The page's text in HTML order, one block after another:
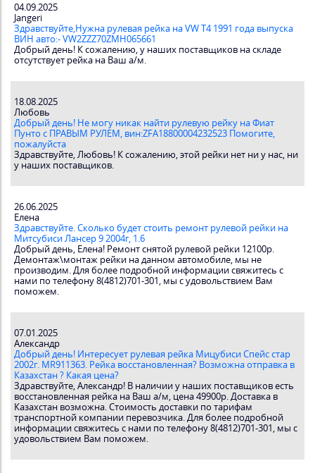
04.09.2025
Jangeri
Здравствуйте,Нужна рулевая рейка на VW T4 1991 года выпуска
ВИН авто:- VW2ZZZ70ZMH065661
Добрый день! К сожалению, у наших поставщиков на складе
отсутствует рейка на Ваш а/м.
18.08.2025
Любовь
Добрый день! Не могу никак найти рулевую рейку на Фиат
Пунто с ПРАВЫМ РУЛЕМ, вин:ZFA18800004232523 Помогите,
пожалуйста
Здравствуйте, Любовь! К сожалению, этой рейки нет ни у нас, ни
у наших поставщиков.
26.06.2025
Елена
Здравствуйте. Сколько будет стоить ремонт рулевой рейки на
Митсубиси Лансер 9 2004г, 1.6
Добрый день, Елена! Ремонт снятой рулевой рейки 12100р.
Демонтаж\монтаж рейки на данном автомобиле, мы не
производим. Для более подробной информации свяжитесь с
нами по телефону 8(4812)701-301, мы с удовольствием Вам
поможем.
07.01.2025
Александр
Добрый день! Интересует рулевая рейка Мицубиси Спейс стар
2002г. MR911363. Рейка восстановленная? Возможна отправка в
Казахстан ? Какая цена?
Здравствуйте, Александр! В наличии у наших поставщиков есть
восстановленная рейка на Ваш а/м, цена 49900р. Доставка в
Казахстан возможна. Стоимость доставки по тарифам
транспортной компании перевозчика. Для более подробной
информации свяжитесь с нами по телефону 8(4812)701-301, мы с
удовольствием Вам поможем.